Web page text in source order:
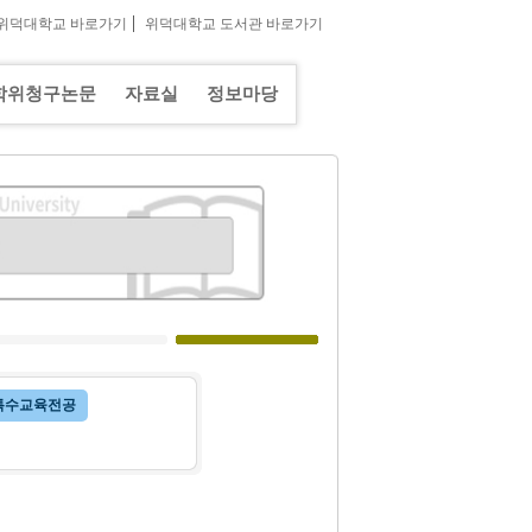
덕대학교 바로가기 | 위덕대학교 도서관 바로가기
위청구논문 자료실 정보마당
수교육전공